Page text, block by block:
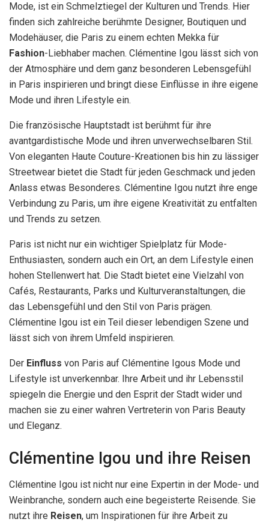
Mode, ist ein Schmelztiegel der Kulturen und Trends. Hier
finden sich zahlreiche berühmte Designer, Boutiquen und
Modehäuser, die Paris zu einem echten Mekka für
Fashion-Liebhaber machen. Clémentine Igou lässt sich von
der Atmosphäre und dem ganz besonderen Lebensgefühl
in Paris inspirieren und bringt diese Einflüsse in ihre eigene
Mode und ihren Lifestyle ein.
Die französische Hauptstadt ist berühmt für ihre
avantgardistische Mode und ihren unverwechselbaren Stil.
Von eleganten Haute Couture-Kreationen bis hin zu lässiger
Streetwear bietet die Stadt für jeden Geschmack und jeden
Anlass etwas Besonderes. Clémentine Igou nutzt ihre enge
Verbindung zu Paris, um ihre eigene Kreativität zu entfalten
und Trends zu setzen.
Paris ist nicht nur ein wichtiger Spielplatz für Mode-
Enthusiasten, sondern auch ein Ort, an dem Lifestyle einen
hohen Stellenwert hat. Die Stadt bietet eine Vielzahl von
Cafés, Restaurants, Parks und Kulturveranstaltungen, die
das Lebensgefühl und den Stil von Paris prägen.
Clémentine Igou ist ein Teil dieser lebendigen Szene und
lässt sich von ihrem Umfeld inspirieren.
Der Einfluss von Paris auf Clémentine Igous Mode und
Lifestyle ist unverkennbar. Ihre Arbeit und ihr Lebensstil
spiegeln die Energie und den Esprit der Stadt wider und
machen sie zu einer wahren Vertreterin von Paris Beauty
und Eleganz.
Clémentine Igou und ihre Reisen
Clémentine Igou ist nicht nur eine Expertin in der Mode- und
Weinbranche, sondern auch eine begeisterte Reisende. Sie
nutzt ihre Reisen, um Inspirationen für ihre Arbeit zu